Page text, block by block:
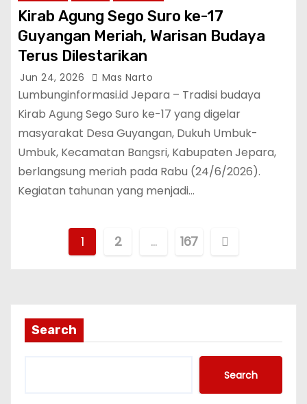
Kirab Agung Sego Suro ke-17
Guyangan Meriah, Warisan Budaya
Terus Dilestarikan
Jun 24, 2026 Mas Narto
Lumbunginformasi.id Jepara – Tradisi budaya
Kirab Agung Sego Suro ke-17 yang digelar
masyarakat Desa Guyangan, Dukuh Umbuk-
Umbuk, Kecamatan Bangsri, Kabupaten Jepara,
berlangsung meriah pada Rabu (24/6/2026).
Kegiatan tahunan yang menjadi…
t
1 2 … 167
Search
Search